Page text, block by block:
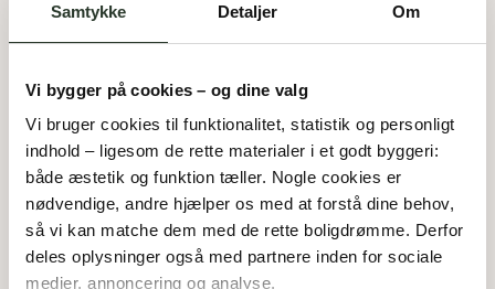
Samtykke Detaljer Om
Vi bygger på cookies – og dine valg
Vi bruger cookies til funktionalitet, statistik og personligt
indhold – ligesom de rette materialer i et godt byggeri:
både æstetik og funktion tæller. Nogle cookies er
nødvendige, andre hjælper os med at forstå dine behov,
så vi kan matche dem med de rette boligdrømme. Derfor
deles oplysninger også med partnere inden for sociale
medier, annoncering og analyse.
Kystmarken
21 853m²
853 m²